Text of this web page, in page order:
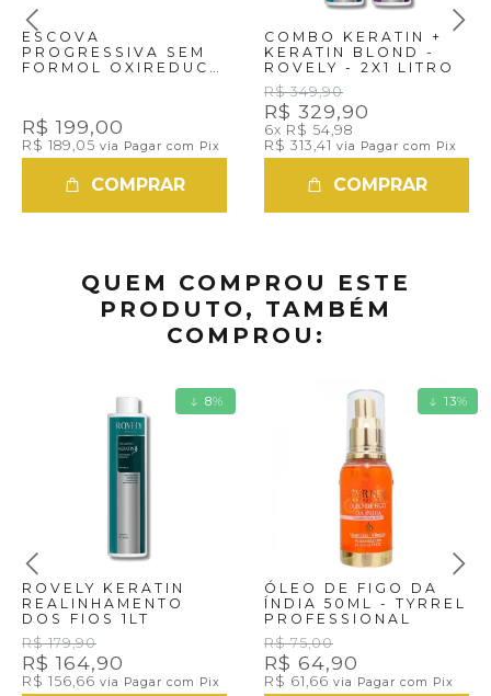
ESCOVA
PROGRESSIVA SEM
FORMOL OXIREDUCT
R$ 199,00
R$ 189,05 via Pagar com Pix
COMPRAR
COMBO KERATIN +
KERATIN BLOND -
ROVELY - 2X1 LITRO
R$ 349,90
R$ 329,90
6x R$ 54,98
R$ 313,41 via Pagar com Pix
COMPRAR
QUEM COMPROU ESTE
PRODUTO, TAMBÉM
COMPROU:
8%
ROVELY KERATIN
REALINHAMENTO
DOS FIOS 1LT
R$ 179,90
R$ 164,90
R$ 156,66 via Pagar com Pix
13%
ÓLEO DE FIGO DA
ÍNDIA 50ML - TYRREL
PROFESSIONAL
R$ 75,00
R$ 64,90
R$ 61,66 via Pagar com Pix